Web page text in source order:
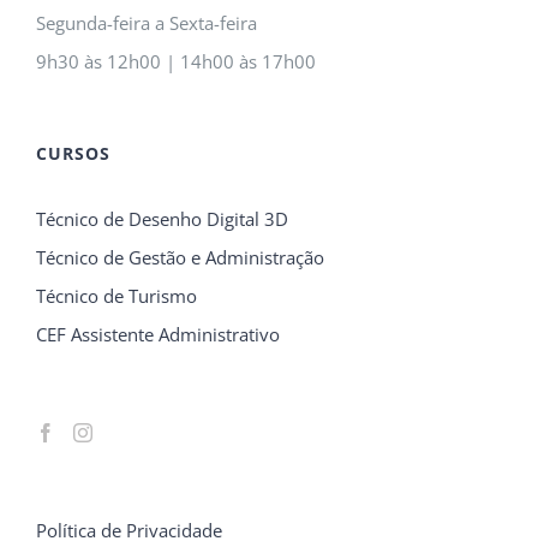
Segunda-feira a Sexta-feira
9h30 às 12h00 | 14h00 às 17h00
CURSOS
Técnico de Desenho Digital 3D
Técnico de Gestão e Administração
Técnico de Turismo
CEF Assistente Administrativo
Política de Privacidade